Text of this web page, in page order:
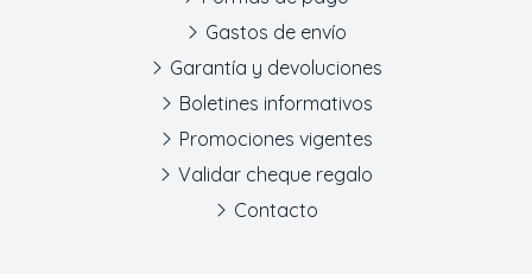
Gastos de envío
Garantía y devoluciones
Boletines informativos
Promociones vigentes
Validar cheque regalo
Contacto